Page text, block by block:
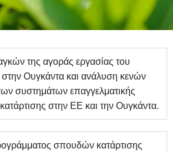
της αγοράς εργασίας του
στην Ουγκάντα και ανάλυση κενών
συστημάτων επαγγελματικής
στην ΕΕ και την Ουγκάντα.
σπουδών κατάρτισης